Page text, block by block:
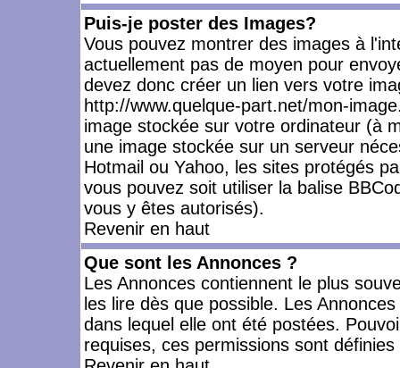
Puis-je poster des Images?
Vous pouvez montrer des images à
actuellement pas de moyen pour
devez donc créer un lien vers votre
http://www.quelque-part.net/mon-
image stockée sur votre ordinateur (à
une image stockée sur un serveur
Hotmail ou Yahoo, les sites protégés
vous pouvez soit utiliser la balise
vous y êtes autorisés).
Revenir en haut
Que sont les Annonces ?
Les Annonces contiennent le plus
les lire dès que possible. Les
dans lequel elle ont été postées.
requises, ces permissions sont